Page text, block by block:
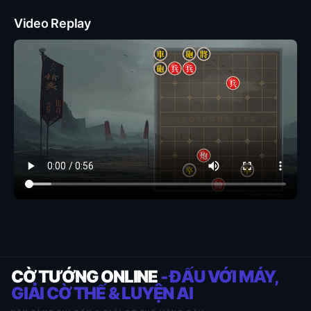
Video Replay
CỜ TƯỚNG ONLINE- ĐẤU VỚI MÁY,
GIẢI CỜ THẾ & LUYỆN AI